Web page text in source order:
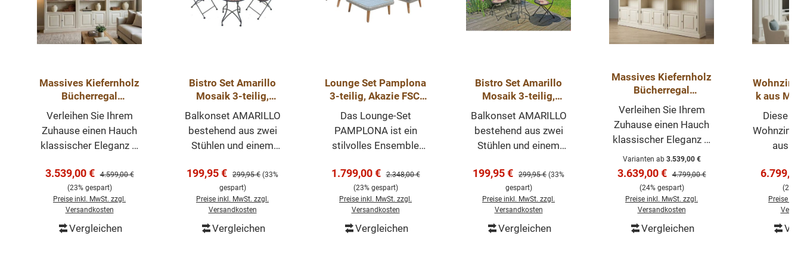
Massives Kiefernholz
Bücherregal
„Directoire“ – Eleganz
& Stauraum
Verleihen Sie Ihrem
Zuhause einen Hauch
klassischer Eleganz –
Kiefernholz-
Bücherregal der
Directoire-Kollektion.
dimensioniert bietet es
Verkaufspreis:
3.539,00 € Regulärer Preis:
4.599,00 €
(23% gespart)
Preise inkl. MwSt. zzgl.
Versandkosten
Vergleichen
Bistro Set Amarillo
Mosaik 3-teilig,
Garten, Terrasse,
Balkon
Balkonset AMARILLO
bestehend aus zwei
Stühlen und einem
mediterranem Stil mit
dekorativem Mosaik
aus keramischem
Tischplatte, den
Verkaufspreis:
199,95 € Regulärer Preis:
299,95 € (33%
gespart)
Preise inkl. MwSt. zzgl.
Versandkosten
Vergleichen
Lounge Set Pamplona
3-teilig, Akazie FSC,
Terrasse
Das Lounge-Set
PAMPLONA ist ein
stilvolles Ensemble
einem Tisch, das Ihrem
Garten oder Ihrer
Terrasse eine moderne
und der Tisch sind aus
Verkaufspreis:
1.799,00 € Regulärer Preis:
2.348,00 €
(23% gespart)
Preise inkl. MwSt. zzgl.
Versandkosten
Vergleichen
Bistro Set Amarillo
Mosaik 3-teilig,
Garten, Terrasse,
Balkon
Balkonset AMARILLO
bestehend aus zwei
Stühlen und einem
mediterranem Stil mit
dekorativem Mosaik
aus keramischem
Tischplatte, den
Verkaufspreis:
199,95 € Regulärer Preis:
299,95 € (33%
gespart)
Preise inkl. MwSt. zzgl.
Versandkosten
Vergleichen
Massives Kiefernholz
Bücherregal
„Directoire“ – Eleganz
& Stauraum
Verleihen Sie Ihrem
Zuhause einen Hauch
klassischer Eleganz –
mit dem massiven
Kiefernholz-
Bücherregal der
Directoire-Kollektion.
Großzügig
dimensioniert bietet es
Varianten ab3.539,00 €
Verkaufspreis:
3.639,00 € Regulärer Preis:
4.799,00 €
(24% gespart)
Preise inkl. MwSt. zzgl.
Versandkosten
Vergleichen
k aus
Diese
aus
Eleganz,
und
Präsenz.
(23%
Preise